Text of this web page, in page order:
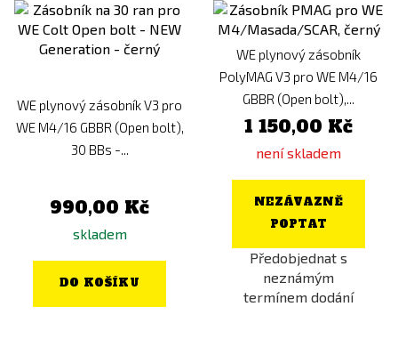
WE plynový zásobník V3 pro
WE M4/16 GBBR (Open bolt),
30 BBs -...
990,00 Kč
skladem
DO KOŠÍKU
WE plynový zásobník
PolyMAG V3 pro WE M4/16
GBBR (Open bolt),...
1 150,00 Kč
není skladem
NEZÁVAZNĚ
POPTAT
Předobjednat s
neznámým
termínem dodání